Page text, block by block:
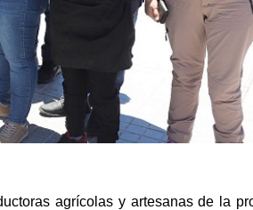
agrícolas y artesanas de la